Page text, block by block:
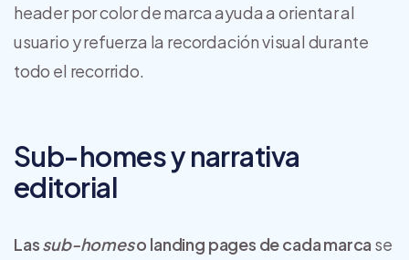
header por color de marca ayuda a orientar al
usuario y refuerza la recordación visual durante
todo el recorrido.
Sub-homes y narrativa
editorial
Lassub-homeso landing pages de cada marca se